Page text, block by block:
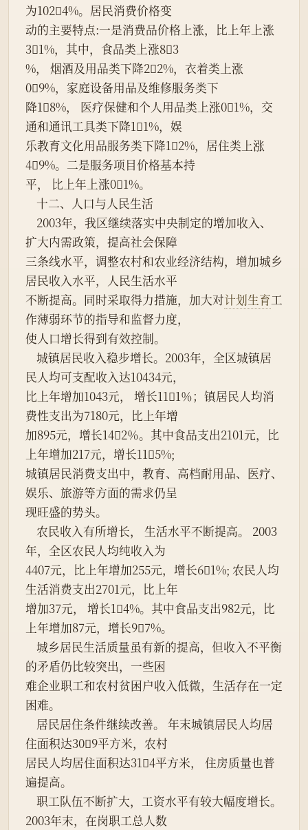
为1024%。居民消费价格变
动的主要特点:一是消费品价格上涨，比上年上涨
31%，其中，食品类上涨83
%， 烟酒及用品类下降22%，衣着类上涨
09%，家庭设备用品及维修服务类下
降18%， 医疗保健和个人用品类上涨01%，交
通和通讯工具类下降11%，娱
乐教育文化用品服务类下降12%，居住类上涨
49%。二是服务项目价格基本持
平， 比上年上涨01%。
    十二、人口与人民生活
扩大内需政策，提高社会保障
三条线水平，调整农村和农业经济结构，增加城乡
居民收入水平，人民生活水平
不断提高。同时采取得力措施，加大对计划生育工
作薄弱环节的指导和监督力度，
使人口增长得到有效控制。
民人均可支配收入达10434元，
比上年增加1043元， 增长111％；镇居民人均消
费性支出为7180元，比上年增
加895元，增长142％。其中食品支出2101元，比
上年增加217元，增长115%;
城镇居民消费支出中，教育、高档耐用品、医疗、
娱乐、旅游等方面的需求仍呈
现旺盛的势头。
年，全区农民人均纯收入为
4407元，比上年增加255元，增长61%; 农民人均
生活消费支出2701元，比上年
增加37元， 增长14%。其中食品支出982元，比
上年增加87元，增长97%。
的矛盾仍比较突出，一些困
难企业职工和农村贫困户收入低微，生活存在一定
困难。
住面积达309平方米，农村
居民人均居住面积达314平方米， 住房质量也普
遍提高。
2003年末，在岗职工总人数